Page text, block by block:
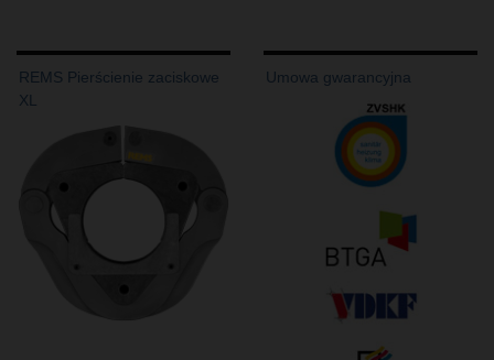
REMS Pierścienie zaciskowe
XL
Umowa gwarancyjna